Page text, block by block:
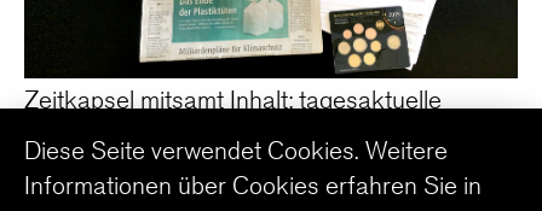
Zeitkapsel mitsamt Inhalt: tagesaktuelle
Zeitung, Euromünzen von 2019 und ein
aktueller Plansatz des Bauvorhabens
Diese Seite verwendet Cookies. Weitere
Informationen über Cookies erfahren Sie in